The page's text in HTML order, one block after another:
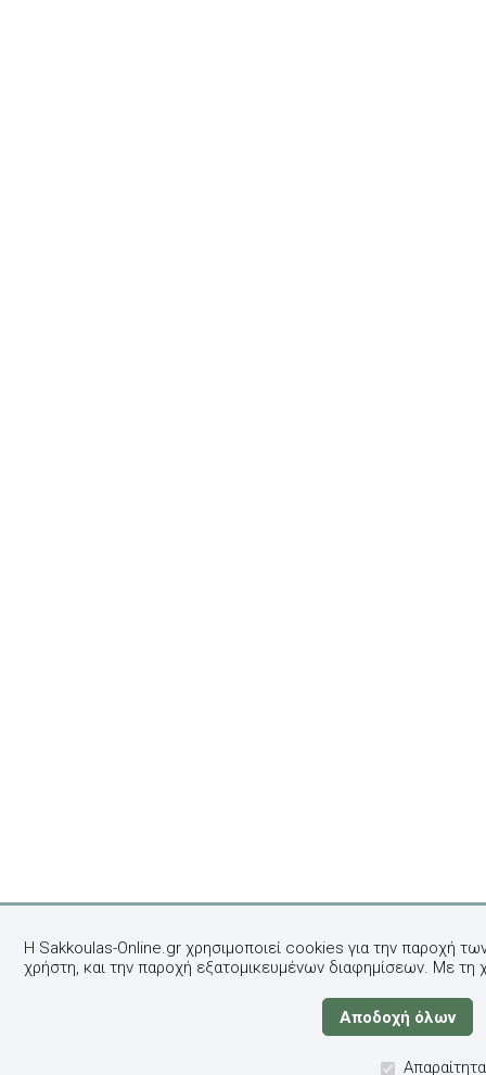
Η Sakkoulas-Online.gr χρησιμοποιεί cookies για την παροχή
χρήστη, και την παροχή εξατομικευμένων διαφημίσεων. Με